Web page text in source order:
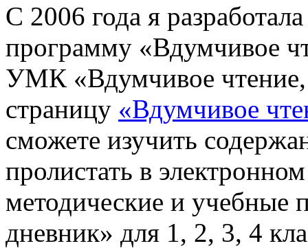
С 2006 года я
программу «Вдумчивое
УМК «Вдумчивое чтение,
страницу «Вдумчивое
сможете изучить
пролистать в
методические и учебные
дневник» для 1, 2, 3, 4